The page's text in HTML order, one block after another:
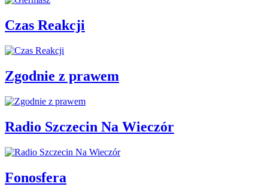
Czas Reakcji
Zgodnie z prawem
Radio Szczecin Na Wieczór
Fonosfera